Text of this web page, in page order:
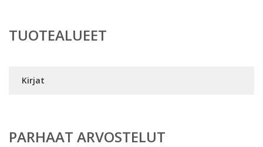
TUOTEALUEET
Kirjat
PARHAAT ARVOSTELUT